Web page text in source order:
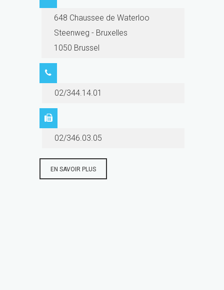
648 Chaussee de Waterloo
Steenweg - Bruxelles
1050 Brussel
02/344.14.01
02/346.03.05
EN SAVOIR PLUS